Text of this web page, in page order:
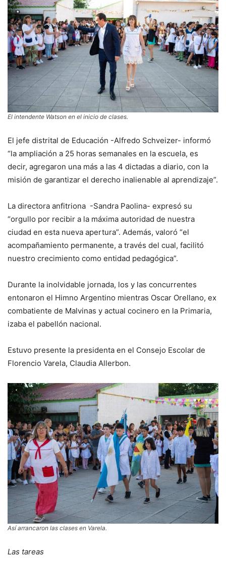
El intendente Watson en el inicio de clases.
El jefe distrital de Educación -Alfredo Schveizer- informó
“la ampliación a 25 horas semanales en la escuela, es
decir, agregaron una más a las 4 dictadas a diario, con la
misión de garantizar el derecho inalienable al aprendizaje”.
La directora anfitriona -Sandra Paolina- expresó su
“orgullo por recibir a la máxima autoridad de nuestra
ciudad en esta nueva apertura”. Además, valoró “el
acompañamiento permanente, a través del cual, facilitó
nuestro crecimiento como entidad pedagógica”.
Durante la inolvidable jornada, los y las concurrentes
entonaron el Himno Argentino mientras Oscar Orellano, ex
combatiente de Malvinas y actual cocinero en la Primaria,
izaba el pabellón nacional.
Estuvo presente la presidenta en el Consejo Escolar de
Florencio Varela, Claudia Allerbon.
Así arrancaron las clases en Varela.
Las tareas